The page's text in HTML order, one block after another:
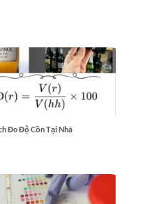
Đo Độ Cồn Tại Nhà